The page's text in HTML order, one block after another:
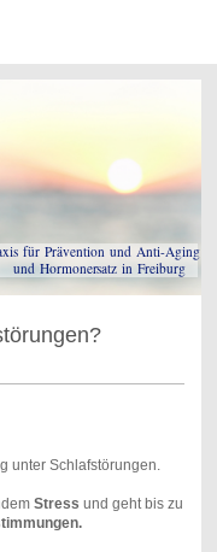
für Prävention und Anti-Aging
und Hormonersatz in Freiburg
unter Schlafstörungen.
Stress und geht bis zu